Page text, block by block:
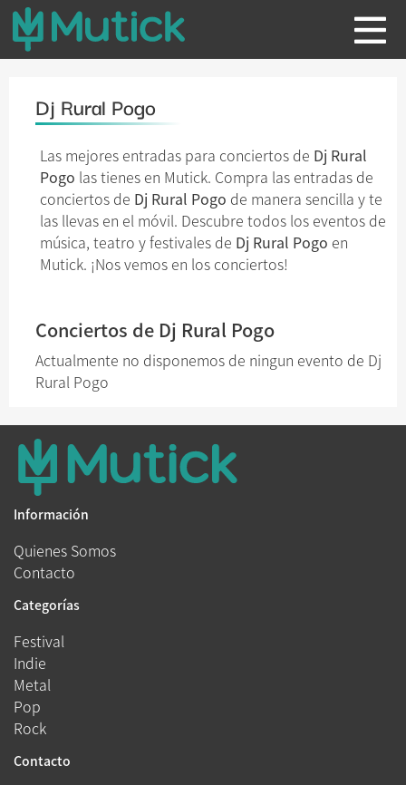
Dj Rural Pogo
Las mejores entradas para conciertos de Dj Rural
Pogo las tienes en Mutick. Compra las entradas de
conciertos de Dj Rural Pogo de manera sencilla y te
las llevas en el móvil. Descubre todos los eventos de
música, teatro y festivales de Dj Rural Pogo en
Mutick. ¡Nos vemos en los conciertos!
Conciertos de Dj Rural Pogo
Actualmente no disponemos de ningun evento de Dj
Rural Pogo
Información
Quienes Somos
Contacto
Categorías
Festival
Indie
Metal
Pop
Rock
Contacto